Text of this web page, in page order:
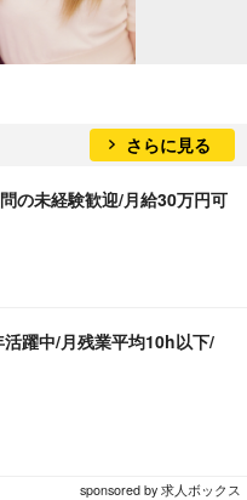
さらに見る
の未経験歓迎/月給30万円可
躍中/月残業平均10h以下/
sponsored by 求人ボックス